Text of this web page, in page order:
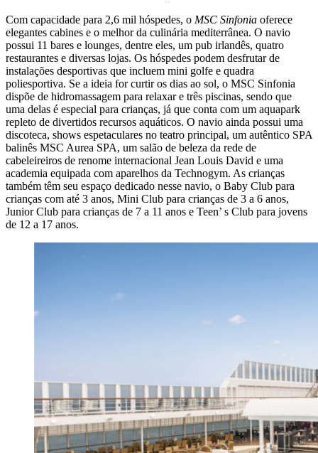
Com capacidade para 2,6 mil hóspedes, o MSC Sinfonia oferece
elegantes cabines e o melhor da culinária mediterrânea. O navio
possui 11 bares e lounges, dentre eles, um pub irlandês, quatro
restaurantes e diversas lojas. Os hóspedes podem desfrutar de
instalações desportivas que incluem mini golfe e quadra
poliesportiva. Se a ideia for curtir os dias ao sol, o MSC Sinfonia
dispõe de hidromassagem para relaxar e três piscinas, sendo que
uma delas é especial para crianças, já que conta com um aquapark
repleto de divertidos recursos aquáticos. O navio ainda possui uma
discoteca, shows espetaculares no teatro principal, um autêntico SPA
balinês MSC Aurea SPA, um salão de beleza da rede de
cabeleireiros de renome internacional Jean Louis David e uma
academia equipada com aparelhos da Technogym. As crianças
também têm seu espaço dedicado nesse navio, o Baby Club para
crianças com até 3 anos, Mini Club para crianças de 3 a 6 anos,
Junior Club para crianças de 7 a 11 anos e Teen’ s Club para jovens
de 12 a 17 anos.